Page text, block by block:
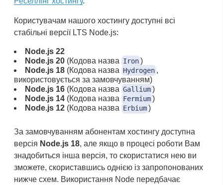
Користувачам нашого хостингу доступні всі
стабільні версії LTS Node.js:
Node.js 22
Node.js 20 (Кодова назва Iron )
Node.js 18 (Кодова назва Hydrogen ,
використовується за замовчуванням)
Node.js 16 (Кодова назва Gallium )
Node.js 14 (Кодова назва Fermium )
Node.js 12 (Кодова назва Erbium )
За замовчуванням абонентам хостингу доступна
версія Node.js 18, але якщо в процесі роботи Вам
знадобиться інша версія, то скористатися нею ви
зможете, скориставшись однією із запропонованих
нижче схем. Використання Node передбачає